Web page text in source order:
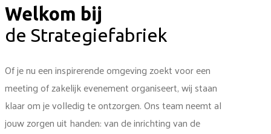
Welkom bij
de Strategiefabriek
Of je nu een inspirerende omgeving zoekt voor een
meeting of zakelijk evenement organiseert, wij staan
klaar om je volledig te ontzorgen. Ons team neemt al
jouw zorgen uit handen: van de inrichting van de